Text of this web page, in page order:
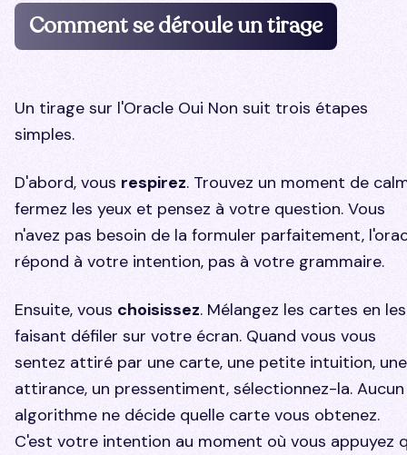
Comment se déroule un tirage
Un tirage sur l'Oracle Oui Non suit trois étapes
simples.
D'abord, vous respirez. Trouvez un moment de
fermez les yeux et pensez à votre question. Vous
n'avez pas besoin de la formuler parfaitement,
répond à votre intention, pas à votre grammaire.
Ensuite, vous choisissez. Mélangez les cartes en les
faisant défiler sur votre écran. Quand vous vous
sentez attiré par une carte, une petite intuition, une
attirance, un pressentiment, sélectionnez-la. Aucun
algorithme ne décide quelle carte vous obtenez.
C'est votre intention au moment où vous appuyez